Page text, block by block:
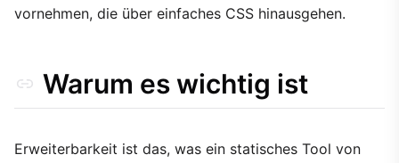
vornehmen, die über einfaches CSS hinausgehen.
Warum es wichtig ist
Erweiterbarkeit ist das, was ein statisches Tool von